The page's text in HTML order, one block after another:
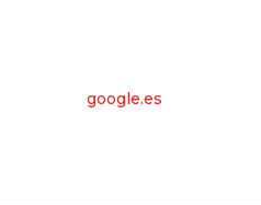
google.es